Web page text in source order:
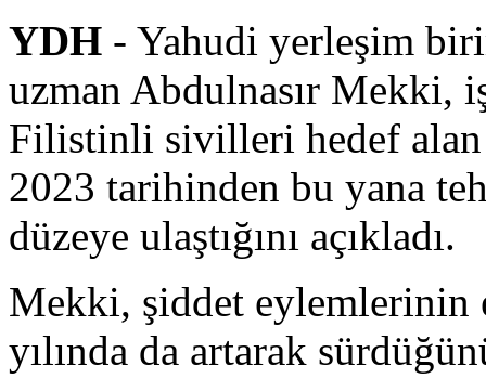
YDH - Yahudi yerleşim
uzman Abdulnasır Mekki,
Filistinli sivilleri hedef alan
2023 tarihinden bu yana
düzeye ulaştığını açıkladı.
Mekki, şiddet
yılında da artarak